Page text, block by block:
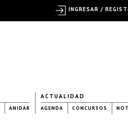
ANIDAR
ACTUALIDAD
AGENDA CONCURSOS
INGRESAR /